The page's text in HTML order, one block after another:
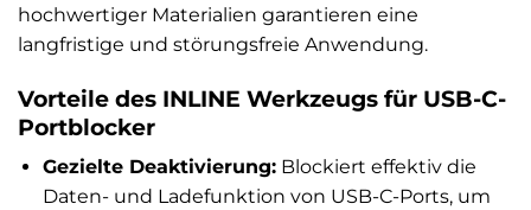
hochwertiger Materialien garantieren eine
langfristige und störungsfreie Anwendung.
Vorteile des INLINE Werkzeugs für USB-C-
Portblocker
Gezielte Deaktivierung:Blockiert effektiv die
Daten- und Ladefunktion von USB-C-Ports, um